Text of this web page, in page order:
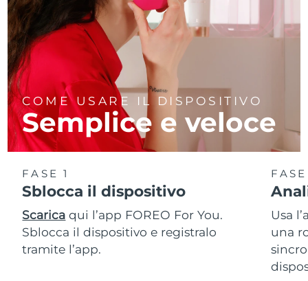
COME USARE IL DISPOSITIVO
Semplice e veloce
FASE 1
Sblocca il dispositivo
Scarica qui l’app FOREO For You.
Sblocca il dispositivo e registralo
tramite l’app.
Usa
una